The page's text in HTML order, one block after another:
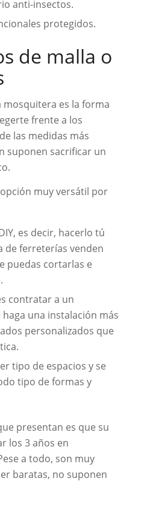
anti-insectos.
protegidos.
de malla o
es la forma
frente a los
las medidas más
suponen sacrificar un
muy versátil por
es decir, hacerlo tú
de ferreterías venden
puedas cortarlas e
contratar a un
una instalación más
personalizados que
tipo de espacios y se
tipo de formas y
presentan es que su
los 3 años en
a todo, son muy
baratas, no suponen